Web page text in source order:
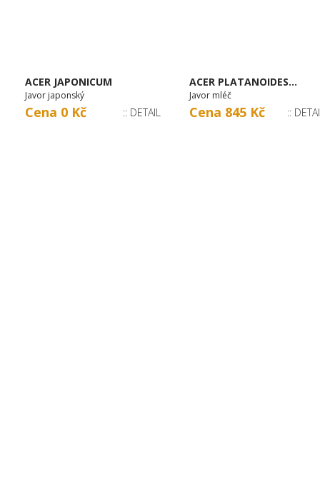
ACER JAPONICUM
Javor japonský
Cena 0 Kč :: DETAIL
ACER PLATANOIDES...
Javor mléč
Cena 845 Kč ::